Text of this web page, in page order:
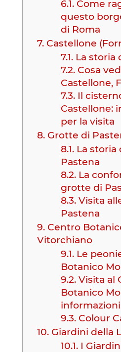
6.1. Come
questo
di Roma
7.Castellone
7.1. La storia
7.2. Cosa
Castellone,
7.3. Il
Castellone:
per la visita
8.Grotte di
8.1. La
Pastena
8.2. La
grotte di
8.3. Visita
Pastena
9.Centro
Vitorchiano
9.1. Le
Botanico
9.2. Visita al
Botanico
9.3. Colour
10.Giardini della
10.1. I